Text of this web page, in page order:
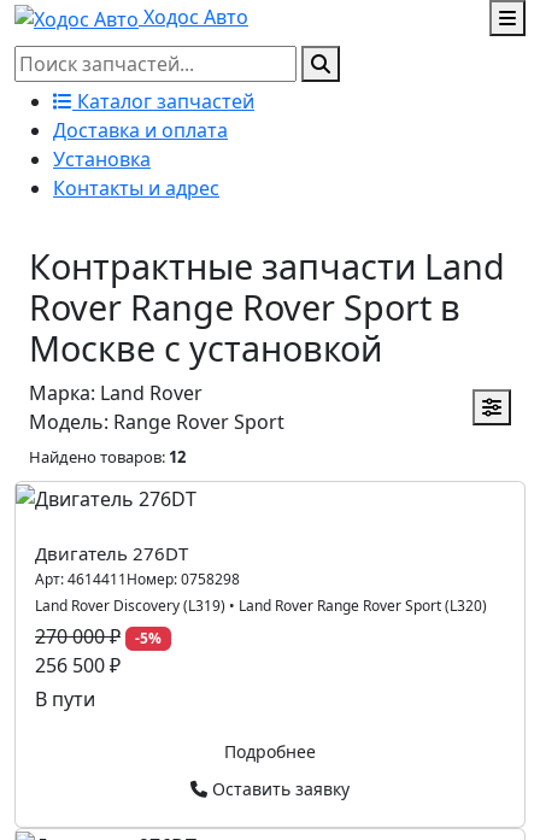
Ходос Авто
Каталог запчастей
Доставка и оплата
Установка
Контакты и адрес
Контрактные запчасти Land
Rover Range Rover Sport в
Москве с установкой
Марка: Land Rover
Модель: Range Rover Sport
Найдено товаров: 12
Двигатель 276DT
Арт:4614411Номер:0758298
Land Rover Discovery (L319) • Land Rover Range Rover Sport (L320)
270 000 ₽ -5%
256 500 ₽
В пути
Подробнее
Оставить заявку